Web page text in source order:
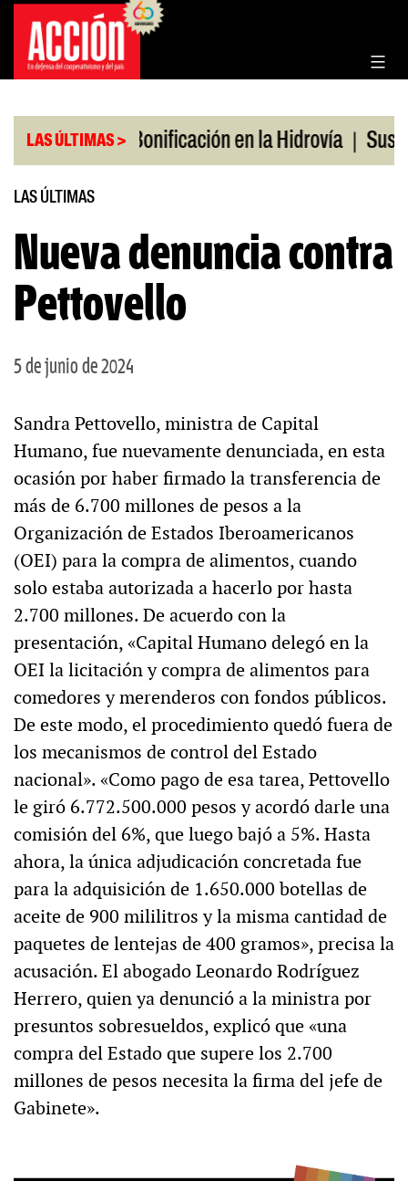
Saltar
contenido
LAS ÚLTIMAS >
en julio | Bonificación en la Hidrovía |
LAS ÚLTIMAS
Nueva denuncia contra
Pettovello
5 de junio de 2024
Sandra Pettovello, ministra de Capital
Humano, fue nuevamente denunciada, en esta
ocasión por haber firmado la transferencia de
más de 6.700 millones de pesos a la
Organización de Estados Iberoamericanos
(OEI) para la compra de alimentos, cuando
solo estaba autorizada a hacerlo por hasta
2.700 millones. De acuerdo con la
presentación, «Capital Humano delegó en la
OEI la licitación y compra de alimentos para
comedores y merenderos con fondos públicos.
De este modo, el procedimiento quedó fuera de
los mecanismos de control del Estado
nacional». «Como pago de esa tarea, Pettovello
le giró 6.772.500.000 pesos y acordó darle una
comisión del 6%, que luego bajó a 5%. Hasta
ahora, la única adjudicación concretada fue
para la adquisición de 1.650.000 botellas de
aceite de 900 mililitros y la misma cantidad de
paquetes de lentejas de 400 gramos», precisa la
acusación. El abogado Leonardo Rodríguez
Herrero, quien ya denunció a la ministra por
presuntos sobresueldos, explicó que «una
compra del Estado que supere los 2.700
millones de pesos necesita la firma del jefe de
Gabinete».